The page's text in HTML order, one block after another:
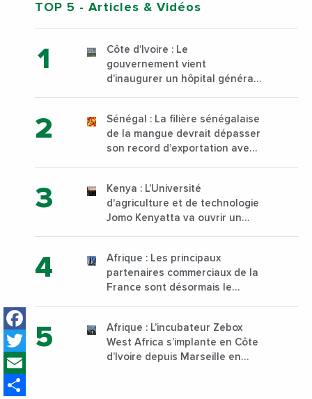
Facebook
Twitter
TOP 5 - Articles & Vidéos
Côte d’Ivoire : Le
gouvernement vient
d’inaugurer un hôpital général
Sénégal : La filière sénégalaise
de la mangue devrait dépasser
son record d’exportation avec
Kenya : L’Université
d'agriculture et de technologie
Jomo Kenyatta va ouvrir un
sur son campus de Karen à
Nairobi dès janvier 2023
Afrique : Les principaux
partenaires commerciaux de la
France sont désormais le
Afrique : L’incubateur Zebox
West Africa s’implante en Côte
d’Ivoire depuis Marseille en